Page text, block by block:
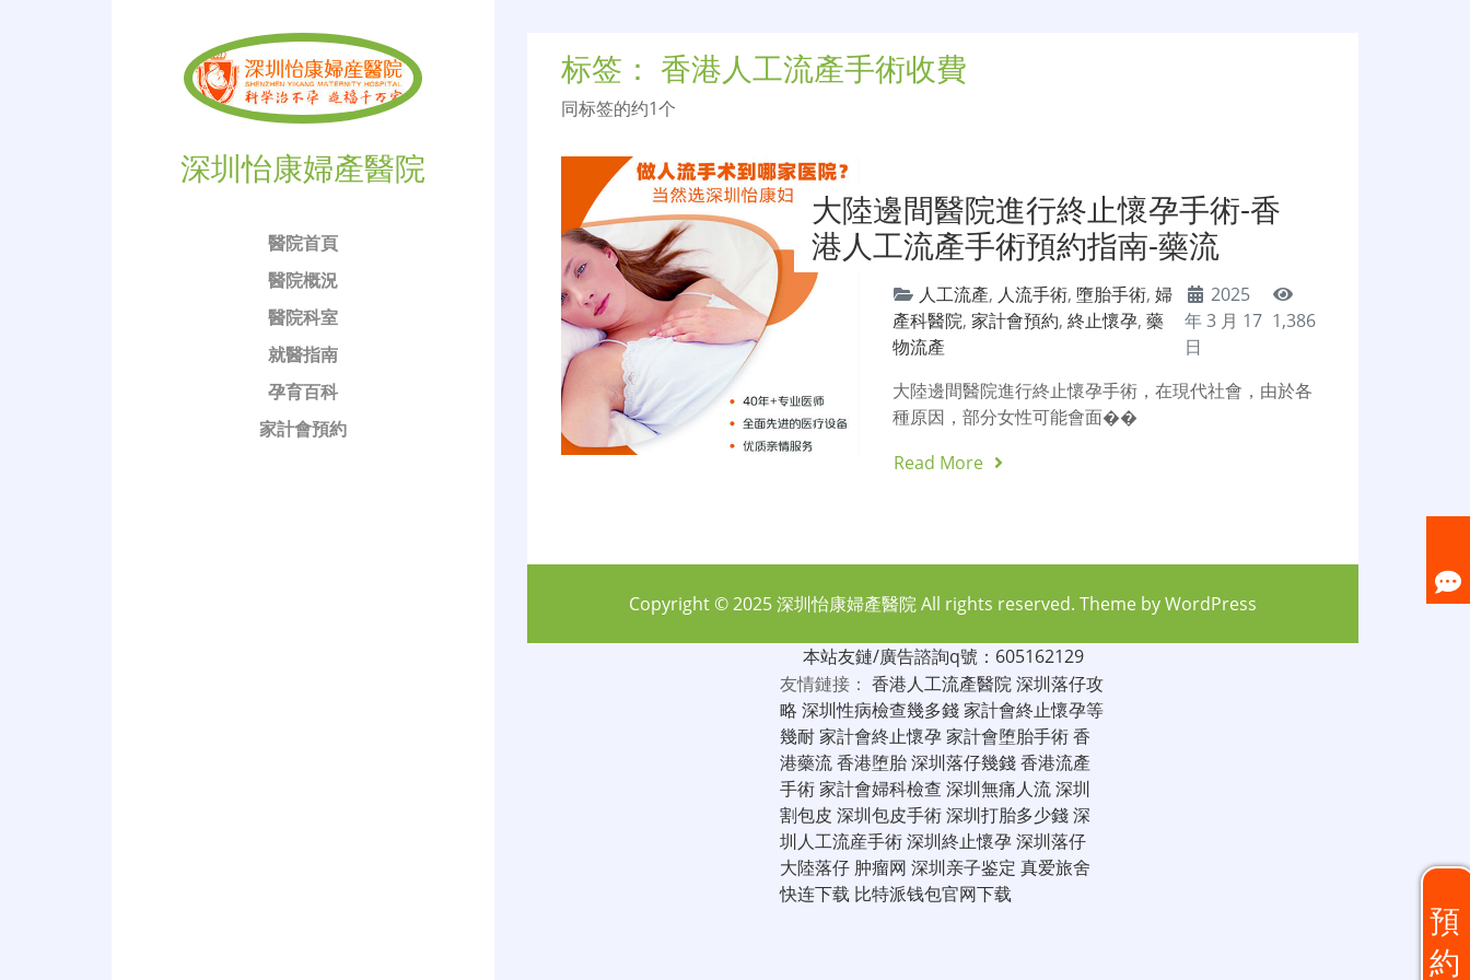
深圳怡康婦產醫院
醫院首頁
醫院概況
醫院科室
就醫指南
孕育百科
家計會預約
标签： 香港人工流產手術收費
同标签的约1个
大陸邊間醫院進行終止懷孕手術-香
港人工流產手術預約指南-藥流
人工流產, 人流手術,墮胎手術,婦
產科醫院,家計會預約,終止懷孕,藥
物流產
2025
年 3 月 17
日
1,386
大陸邊間醫院進行終止懷孕手術，在現代社會，由於各
種原因，部分女性可能會面��
Read More
預
約
Copyright © 2025深圳怡康婦產醫院All rights reserved. Theme byWordPress
本站友鏈/廣告諮詢q號：605162129
友情鏈接： 香港人工流產醫院深圳落仔攻
略 深圳性病檢查幾多錢家計會終止懷孕等
幾耐家計會終止懷孕家計會堕胎手術香
港藥流香港堕胎深圳落仔幾錢香港流產
手術家計會婦科檢查 深圳無痛人流深圳
割包皮 深圳包皮手術深圳打胎多少錢深
圳人工流産手術深圳終止懷孕深圳落仔
大陸落仔 肿瘤网 深圳亲子鉴定 真爱旅舍
快连下载 比特派钱包官网下载